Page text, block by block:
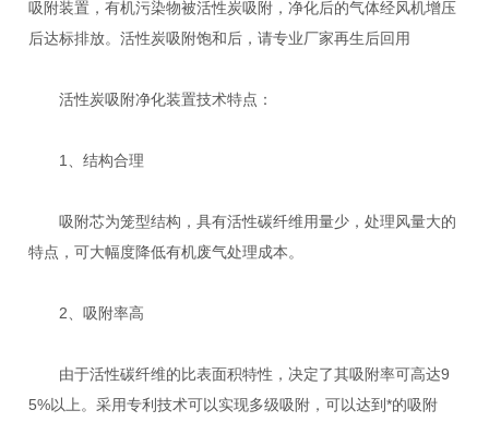
吸附装置，有机污染物被活性炭吸附，净化后的气体经风机增压
后达标排放。活性炭吸附饱和后，请专业厂家再生后回用
活性炭吸附净化装置技术特点：
1、结构合理
吸附芯为笼型结构，具有活性碳纤维用量少，处理风量大的
特点，可大幅度降低有机废气处理成本。
2、吸附率高
由于活性碳纤维的比表面积特性，决定了其吸附率可高达9
5%以上。采用专利技术可以实现多级吸附，可以达到*的吸附